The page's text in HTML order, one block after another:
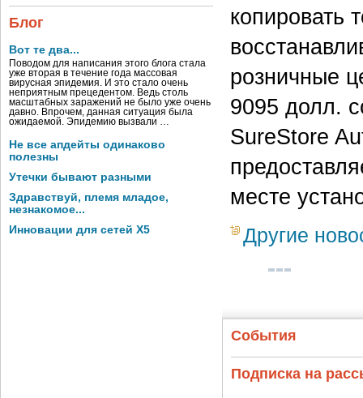
Блог
Вот те два...
Поводом для написания этого блога стала
уже вторая в течение года массовая
вирусная эпидемия. И это стало очень
неприятным прецедентом. Ведь столь
масштабных заражений не было уже очень
давно. Впрочем, данная ситуация была
ожидаемой. Эпидемию вызвали …
Не все апдейты одинаково
полезны
Утечки бывают разными
Здравствуй, племя младое,
незнакомое...
Инновации для сетей X5
копировать
розничные
9095 долл.
SureStore
месте
Другие
События
Подписка на